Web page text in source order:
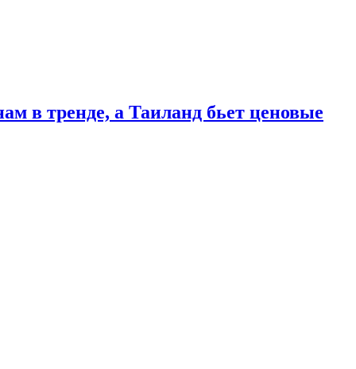
в тренде, а Таиланд бьет ценовые